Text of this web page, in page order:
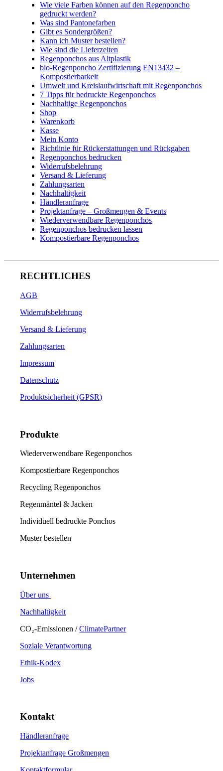
Wie viele Farben können auf den Regenponcho
gedruckt werden?
Was sind Pantonefarben
Gibt es Sondergrößen?
Kann ich Muster bestellen?
Wie sind die Lieferzeiten
Regenponchos aus Altplastik
bio-Regenponcho Zertifizierung EN13432 –
Kompostierbarkeit
Umwelt und Kreislaufwirtschaft mit Regenponchos
7 Tipps für bedruckte Regenponchos
Nachhaltige Regenponchos
Shop
Warenkorb
Kasse
Mein Konto
Richtlinie für Rückerstattungen und Rückgaben
Regenponchos bedrucken
Widerrufsbelehrung
Versand & Lieferung
Zahlungsarten
Nachhaltigkeit
Händleranfrage
Projektanfrage – Großmengen & Events
Wiederverwendbare Regenponchos
Regenponchos bedrucken lassen
Kompostierbare Regenponchos
RECHTLICHES
AGB
Widerrufsbelehrung
Versand & Lieferung
Zahlungsarten
Impressum
Datenschutz
Produktsicherheit (GPSR)
Produkte
Wiederverwendbare Regenponchos
Kompostierbare Regenponchos
Recycling Regenponchos
Regenmäntel & Jacken
Individuell bedruckte Ponchos
Muster bestellen
Unternehmen
Über uns
Nachhaltigkeit
CO₂-Emissionen /ClimatePartner
Soziale Verantwortung
Ethik-Kodex
Jobs
Kontakt
Händleranfrage
Projektanfrage Großmengen